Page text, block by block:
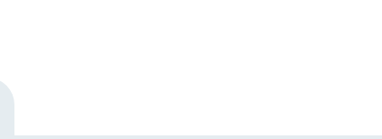
Unglücksfällen außergewöhnlichen
neuen Österreichischen Sicherheitsstrategie,
und der Immerwährenden Neutralität an
angepasst werden. Eine